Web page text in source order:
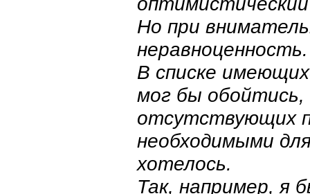
Но при
В списке
мог бы обойтись,
отсутствующих
необходимыми
хотелось.
Так, например, я